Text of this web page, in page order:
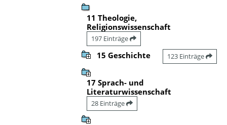
11 Theologie,
Religionswissenschaft
197 Einträge
15 Geschichte 123 Einträge
17 Sprach- und
Literaturwissenschaft
28 Einträge